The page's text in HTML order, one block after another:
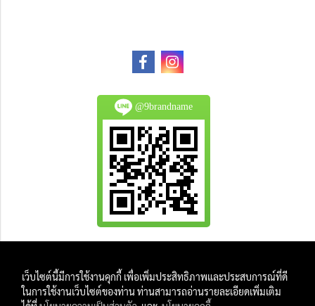
@9brandname
And
All Photo in this website were taken by
เว็บไซต์นี้มีการใช้งานคุกกี้ เพื่อเพิ่มประสิทธิภาพและประสบการณ์ที่ดี
ในการใช้งานเว็บไซต์ของท่าน ท่านสามารถอ่านรายละเอียดเพิ่มเติม